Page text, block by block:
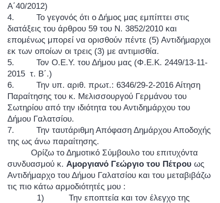
Α΄40/2012)
4. Το γεγονός ότι ο Δήμος μας εμπίπτει στις
διατάξεις του άρθρου 59 του Ν. 3852/2010 και
επομένως μπορεί να ορισθούν πέντε (5) Αντιδήμαρχοι
εκ των οποίων οι τρεις (3) με αντιμισθία.
5. Τον Ο.Ε.Υ. του Δήμου μας (Φ.Ε.Κ. 2449/13-11-
2015 τ. Β΄.)
6. Την υπ. αριθ. πρωτ.: 6346/29-2-2016 Αίτηση
Παραίτησης του κ. Μελισσουργού Γερμάνου του
Σωτηρίου από την ιδιότητα του Αντιδημάρχου του
Δήμου Γαλατσίου.
7. Την ταυτάριθμη Απόφαση Δημάρχου Αποδοχής
της ως άνω παραίτησης.
Ορίζω το Δημοτικό Σύμβουλο του επιτυχόντα
συνδυασμού κ. Αμοργιανό Γεώργιο του Πέτρου ως
Αντιδήμαρχο του Δήμου Γαλατσίου και του μεταβιβάζω
τις πιο κάτω αρμοδιότητές μου :
1) Την εποπτεία και τον έλεγχο της